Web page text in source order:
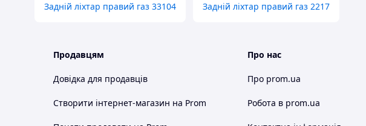
Задній ліхтар правий газ 33104 Задній ліхтар правий газ 2217
Продавцям
Довідка для продавців
Створити інтернет-магазин на Prom
Про нас
Про prom.ua
Робота в prom.ua